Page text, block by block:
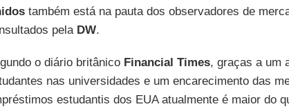
também está na pauta dos observadores de
pela DW.
o diário britânico Financial Times, graças a um
nas universidades e um encarecimento das
estudantis dos EUA atualmente é maior do